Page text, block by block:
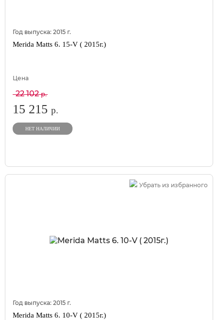
Год выпуска: 2015 г.
Merida Matts 6. 15-V ( 2015г.)
Цена
22 102р.
15 215 р.
НЕТ НАЛИЧИИ
Убрать из избранного
Год выпуска: 2015 г.
Merida Matts 6. 10-V ( 2015г.)